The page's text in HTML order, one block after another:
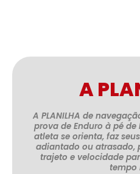
A
A PLANILHA de
prova de Enduro à pé
atleta se orienta, faz
adiantado ou atrasado,
trajeto e velocidade
tempo